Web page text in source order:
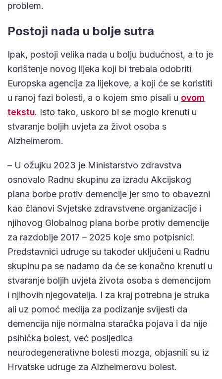
problem.
Postoji nada u bolje sutra
Ipak, postoji velika nada u bolju budućnost, a to je
korištenje novog lijeka koji bi trebala odobriti
Europska agencija za lijekove, a koji će se koristiti
u ranoj fazi bolesti, a o kojem smo pisali u ovom
tekstu. Isto tako, uskoro bi se moglo krenuti u
stvaranje boljih uvjeta za život osoba s
Alzheimerom.
– U ožujku 2023 je Ministarstvo zdravstva
osnovalo Radnu skupinu za izradu Akcijskog
plana borbe protiv demencije jer smo to obavezni
kao članovi Svjetske zdravstvene organizacije i
njihovog Globalnog plana borbe protiv demencije
za razdoblje 2017 – 2025 koje smo potpisnici.
Predstavnici udruge su također uključeni u Radnu
skupinu pa se nadamo da će se konačno krenuti u
stvaranje boljih uvjeta života osoba s demencijom
i njihovih njegovatelja. I za kraj potrebna je struka
ali uz pomoć medija za podizanje svijesti da
demencija nije normalna staračka pojava i da nije
psihička bolest, već posljedica
neurodegenerativne bolesti mozga, objasnili su iz
Hrvatske udruge za Alzheimerovu bolest.